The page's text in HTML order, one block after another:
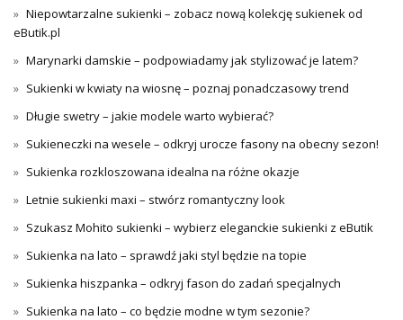
Niepowtarzalne sukienki – zobacz nową kolekcję sukienek od
eButik.pl
Marynarki damskie – podpowiadamy jak stylizować je latem?
Sukienki w kwiaty na wiosnę – poznaj ponadczasowy trend
Długie swetry – jakie modele warto wybierać?
Sukieneczki na wesele – odkryj urocze fasony na obecny sezon!
Sukienka rozkloszowana idealna na różne okazje
Letnie sukienki maxi – stwórz romantyczny look
Szukasz Mohito sukienki – wybierz eleganckie sukienki z eButik
Sukienka na lato – sprawdź jaki styl będzie na topie
Sukienka hiszpanka – odkryj fason do zadań specjalnych
Sukienka na lato – co będzie modne w tym sezonie?